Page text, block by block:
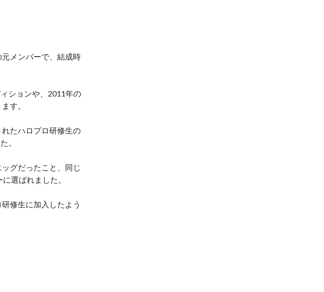
元メンバーで、結成時
ションや、2011年の
す。
たハロプロ研修生の
。
グだったこと、同じ
選ばれました。
修生に加入したよう